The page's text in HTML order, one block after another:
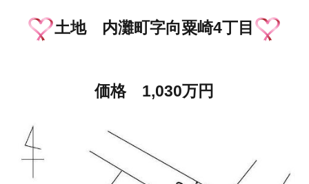
土地 内灘町字向粟崎4丁目
価格 1,030万円